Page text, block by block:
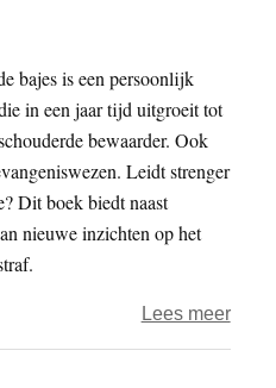
bajes is een persoonlijk
in een jaar tijd uitgroeit tot
bewaarder. Ook
Leidt strenger
Dit boek biedt naast
nieuwe inzichten op het
Lees meerover